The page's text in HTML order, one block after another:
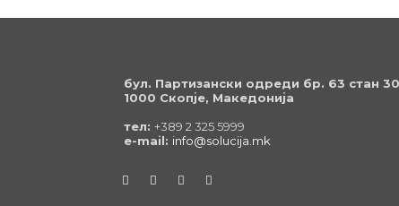
бул. Партизански одреди бр. 63 стан
1000 Скопје, Македонија
тел: +389 2 325 5999
e-mail: info@solucija.mk